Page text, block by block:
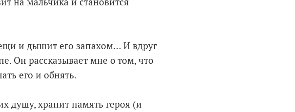
и дышит его запахом… И вдруг
Он рассказывает мне о том, что
его и обнять.
душу, хранит память героя (и